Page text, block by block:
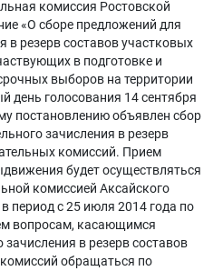
комиссия Ростовской
«О сборе предложений для
в резерв составов участковых
в подготовке и
выборов на территории
день голосования 14 сентября
постановлению объявлен сбор
зачисления в резерв
комиссий. Прием
будет осуществляться
комиссией Аксайского
период с 25 июля 2014 года по
вопросам, касающимся
в резерв составов
обращаться по